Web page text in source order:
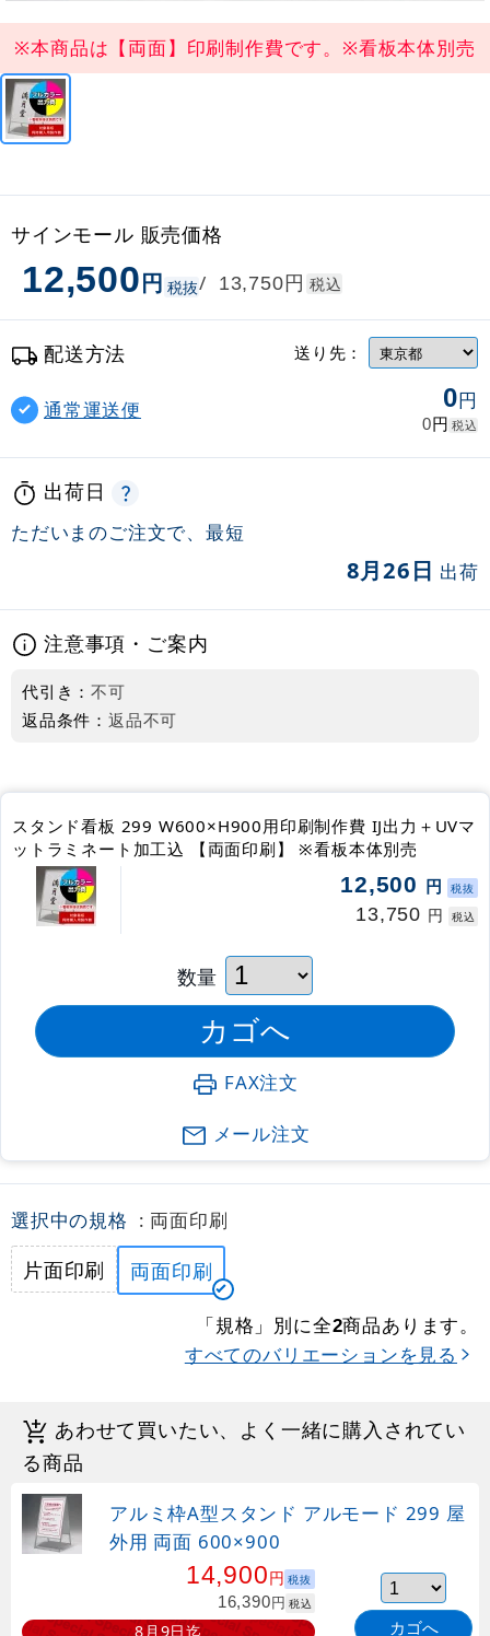
※本商品は【両面】印刷制作費です。※看板本体別売
サインモール 販売価格
12,500円 税抜/ 13,750円 税込
配送方法 送り先：
通常運送便 0円
0円 税込
出荷日
ただいまのご注文で、最短
8月26日 出荷
注意事項・ご案内
代引き：不可
返品条件： 返品不可
スタンド看板 299 W600×H900用印刷制作費 IJ出力＋UVマ
ットラミネート加工込 【両面印刷】 ※看板本体別売
12,500 円 税抜
13,750 円 税込
数量
FAX注文
メール注文
選択中の規格 : 両面印刷
片面印刷 両面印刷
「規格」別に全2商品あります。
すべてのバリエーションを見る
あわせて買いたい、よく一緒に購入されてい
る商品
アルミ枠A型スタンド アルモード 299 屋
外用 両面 600×900
14,900円 税抜
16,390円 税込
8月9日迄 カゴへ